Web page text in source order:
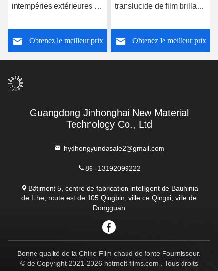
intempéries extérieures de
Titanium PRO Film de
protection de peinture
automobile
Obtenez le meilleur prix
translucide de film brillant
imperméable du
polyuréthane TPU
Obtenez le meilleur prix
Guangdong Jinhonghai New Material
Technology Co., Ltd
hydhongyundasale2@gmail.com
86--13192099222
Bâtiment 5, centre de fabrication intelligent de Bauhinia
de Lihe, route est de 105 Qingbin, ville de Qingxi, ville de
Dongguan
Bonne qualité de la Chine Film chaud de fonte Fournisseur.
© de Copyright 2021-2026 hotmelt-films.com . Tous droits